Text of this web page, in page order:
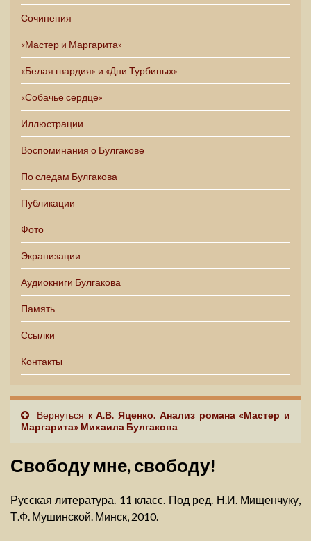
Сочинения
«Мастер и Маргарита»
«Белая гвардия» и «Дни Турбиных»
«Собачье сердце»
Иллюстрации
Воспоминания о Булгакове
По следам Булгакова
Публикации
Фото
Экранизации
Аудиокниги Булгакова
Память
Ссылки
Контакты
Вернуться кА.В. Яценко. Анализ романа «Мастер и
Маргарита» Михаила Булгакова
Свободу мне, свободу!
Русская литература. 11 класс. Под ред. Н.И. Мищенчуку,
Т.Ф. Мушинской. Минск, 2010.